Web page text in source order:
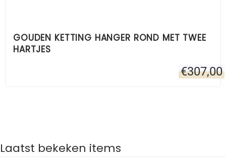
GOUDEN KETTING HANGER ROND MET TWEE
HARTJES
€307,00
Laatst bekeken items